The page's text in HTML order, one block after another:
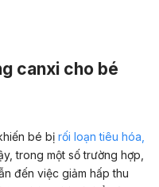
canxi cho bé
bé bị rối loạn tiêu hóa,
trong một số trường hợp,
đến việc giảm hấp thu